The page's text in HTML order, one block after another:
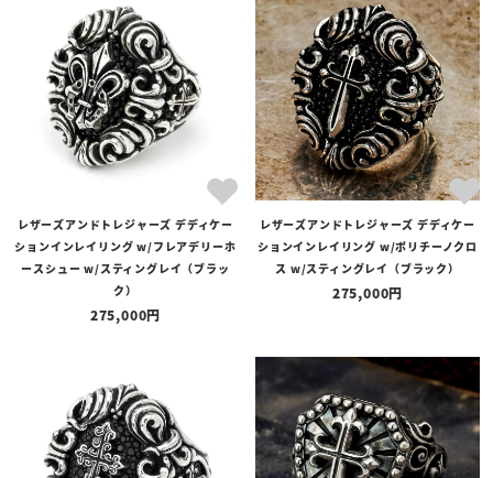
レザーズアンドトレジャーズ デディケー
ションインレイリング w/フレアデリーホ
ースシュー w/スティングレイ（ブラッ
ク）
275,000
レザーズアンドトレジャーズ デディケー
ションインレイリング w/ポリチーノクロ
ス w/スティングレイ（ブラック）
275,000